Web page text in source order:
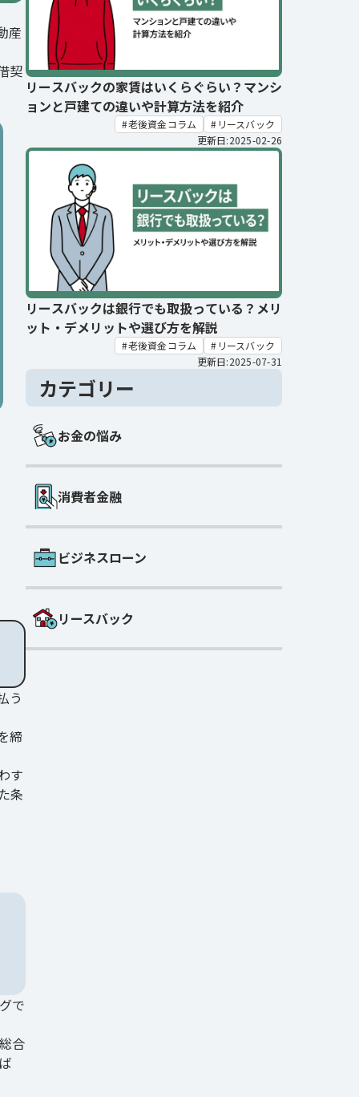
産
契
う
締
す
条
で
合
リースバックの家賃はいくらぐらい？マンシ
ョンと戸建ての違いや計算方法を紹介
老後資金コラム
リースバック
更新日:2025-02-26
リースバックは銀行でも取扱っている？メリ
ット・デメリットや選び方を解説
老後資金コラム
リースバック
更新日:2025-07-31
カテゴリー
お金の悩み
消費者金融
ビジネスローン
リースバック